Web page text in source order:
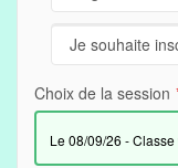
Choix de la session
le 08/09/26 -